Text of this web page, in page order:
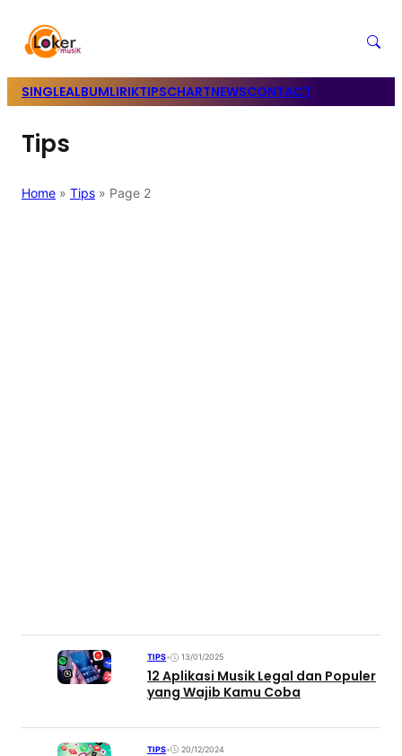
SINGLEALBUMLIRIKTIPSCHARTNEWSCONTACT
Tips
Home » Tips » Page 2
TIPS• 13/01/2025
12 Aplikasi Musik Legal dan Populer
yang Wajib Kamu Coba
TIPS• 20/12/2024